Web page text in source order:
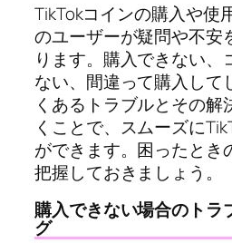
TikTokコインの購入や使
のユーザーが疑問や不安
ります。購入できない、
ない、間違って購入して
くあるトラブルとその解
くことで、スムーズに
ができます。困ったとき
把握しておきましょう。
購入できない場合のトラ
グ